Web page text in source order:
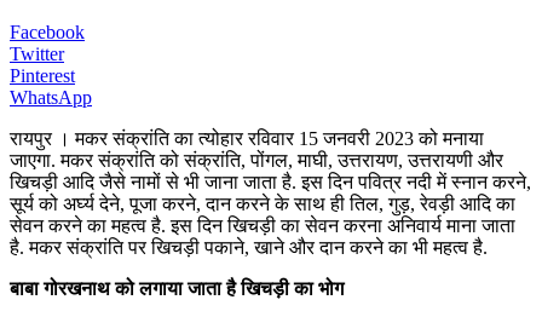
Facebook
Twitter
Pinterest
WhatsApp
रायपुर । मकर संक्रांति का त्योहार रविवार 15 जनवरी 2023 को मनाया
जाएगा. मकर संक्रांति को संक्रांति, पोंगल, माघी, उत्तरायण, उत्तरायणी और
खिचड़ी आदि जैसे नामों से भी जाना जाता है. इस दिन पवित्र नदी में स्नान करने,
सूर्य को अर्घ्य देने, पूजा करने, दान करने के साथ ही तिल, गुड़, रेवड़ी आदि का
सेवन करने का महत्व है. इस दिन खिचड़ी का सेवन करना अनिवार्य माना जाता
है. मकर संक्रांति पर खिचड़ी पकाने, खाने और दान करने का भी महत्व है.
बाबा गोरखनाथ को लगाया जाता है खिचड़ी का भोग